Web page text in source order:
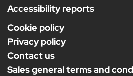
Accessibility reports
Cookie policy
Privacy policy
Contact us
Sales general terms and